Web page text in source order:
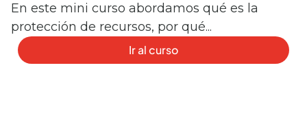
En este mini curso abordamos qué es la
protección de recursos, por qué...
Ir al curso